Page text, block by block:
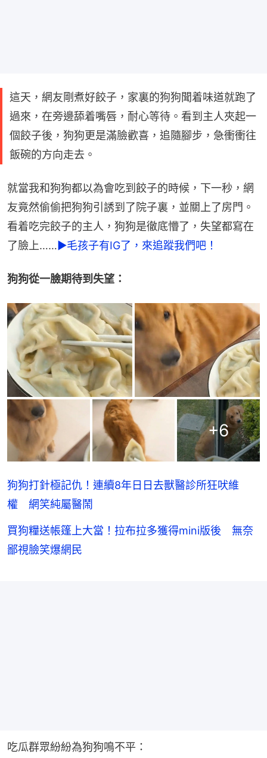
這天，網友剛煮好餃子，家裏的狗狗聞着味道就跑了
過來，在旁邊舔着嘴唇，耐心等待。看到主人夾起一
個餃子後，狗狗更是滿臉歡喜，追隨腳步，急衝衝往
飯碗的方向走去。
就當我和狗狗都以為會吃到餃子的時候，下一秒，網
友竟然偷偷把狗狗引誘到了院子裏，並關上了房門。
看着吃完餃子的主人，狗狗是徹底懵了，失望都寫在
了臉上……►毛孩子有IG了，來追蹤我們吧！
狗狗從一臉期待到失望：
+6
狗狗打針極記仇！連續8年日日去獸醫診所狂吠維
權 網笑純屬醫鬧
買狗糧送帳篷上大當！拉布拉多獲得mini版後 無奈
鄙視臉笑爆網民
吃瓜群眾紛紛為狗狗鳴不平：